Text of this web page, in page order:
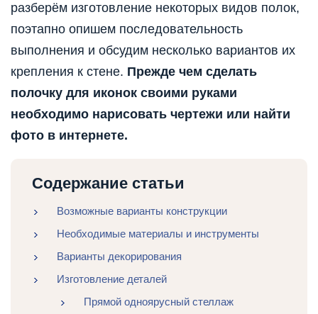
разберём изготовление некоторых видов полок,
поэтапно опишем последовательность
выполнения и обсудим несколько вариантов их
крепления к стене. Прежде чем сделать
полочку для иконок своими руками
необходимо нарисовать чертежи или найти
фото в интернете.
Содержание статьи
Возможные варианты конструкции
Необходимые материалы и инструменты
Варианты декорирования
Изготовление деталей
Прямой одноярусный стеллаж